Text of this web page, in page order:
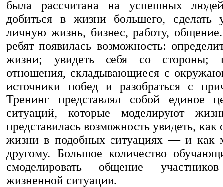
была рассчитана на успешных
добиться в жизни большего, сделать
личную жизнь, бизнес, работу,
ребят появилась возможность:
жизни; увидеть себя со стороны;
отношения, складывающиеся с
источники побед и разобраться с
Тренинг представлял собой единое
ситуаций, которые моделируют
представилась возможность увидеть, как
жизни в подобных ситуациях — и как
другому. Большое количество
смоделировать общение
жизненной ситуации.